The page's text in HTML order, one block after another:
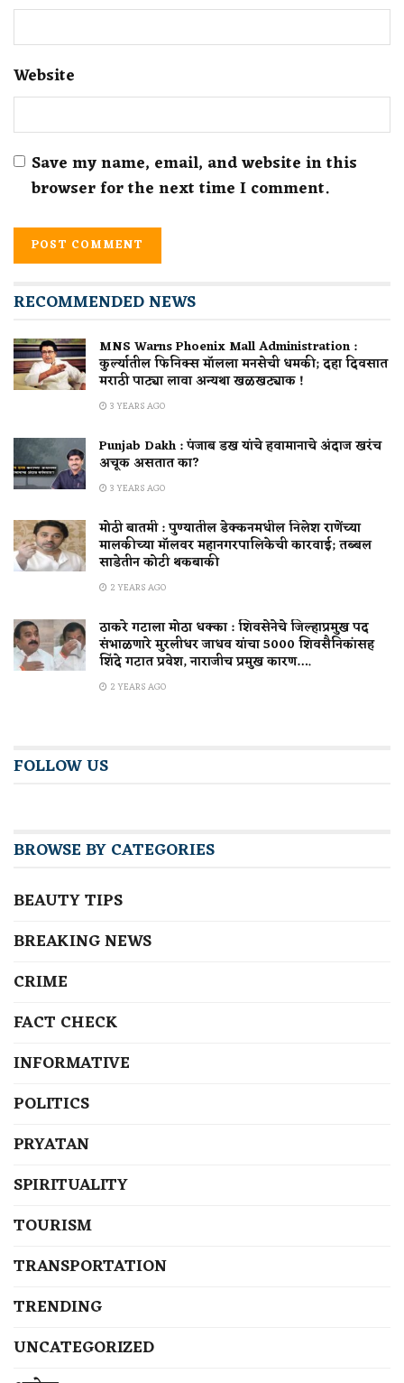
Website
Save my name, email, and website in this
browser for the next time I comment.
RECOMMENDED NEWS
MNS Warns Phoenix Mall Administration :
कुर्ल्यातील फिनिक्स मॉलला मनसेची धमकी; दहा दिवसात
मराठी पाट्या लावा अन्यथा खळखट्याक !
3 YEARS AGO
Punjab Dakh : पंजाब डख यांचे हवामानाचे अंदाज खरंच
अचूक असतात का?
3 YEARS AGO
मोठी बातमी : पुण्यातील डेक्कनमधील निलेश राणेंच्या
मालकीच्या मॉलवर महानगरपालिकेची कारवाई; तब्बल
साडेतीन कोटी थकबाकी
2 YEARS AGO
ठाकरे गटाला मोठा धक्का : शिवसेनेचे जिल्हाप्रमुख पद
संभाळणारे मुरलीधर जाधव यांचा 5000 शिवसैनिकांसह
शिंदे गटात प्रवेश, नाराजीच प्रमुख कारण….
2 YEARS AGO
FOLLOW US
BROWSE BY CATEGORIES
BEAUTY TIPS
BREAKING NEWS
CRIME
FACT CHECK
INFORMATIVE
POLITICS
PRYATAN
SPIRITUALITY
TOURISM
TRANSPORTATION
TRENDING
UNCATEGORIZED